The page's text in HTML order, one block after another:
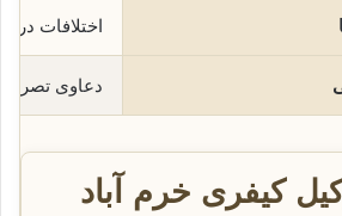
اختلافات
دعاوی تصرف
کیفری خرم آباد